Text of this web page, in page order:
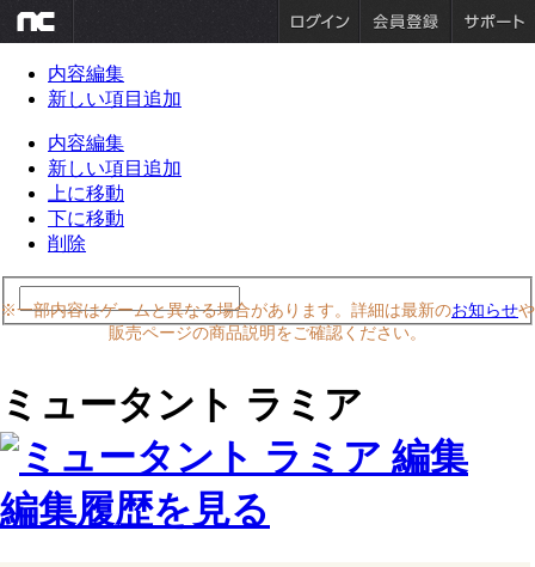
内容編集
新しい項目追加
内容編集
新しい項目追加
上に移動
下に移動
削除
※一部内容はゲームと異なる場合があります。詳細は最新のお知らせや
販売ページの商品説明をご確認ください。
ミュータント ラミア
編集履歴を見る